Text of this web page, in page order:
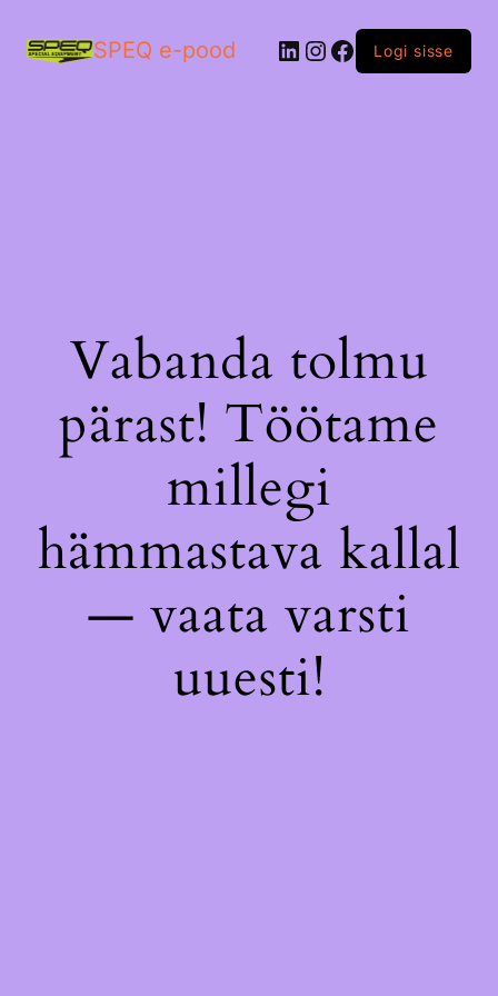
SPEQ e-pood LinkedIn
Instagram
Facebook
Logi sisse
Vabanda tolmu
pärast! Töötame
millegi
hämmastava kallal
— vaata varsti
uuesti!